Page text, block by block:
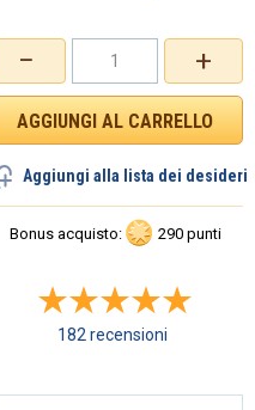
+
−
Aggiungi alla lista dei desideri
Bonus acquisto: 290 punti
182 recensioni